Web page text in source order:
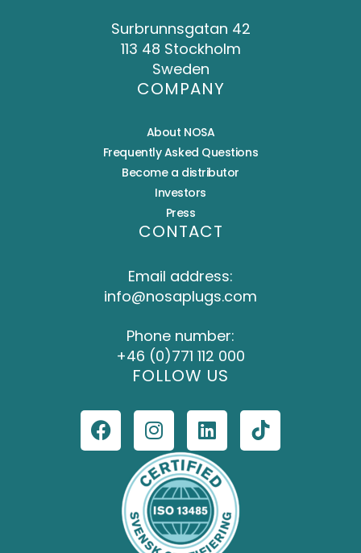
Surbrunnsgatan 42
113 48 Stockholm
Sweden
COMPANY
About NOSA
Frequently Asked Questions
Become a distributor
Investors
Press
CONTACT
Email address:
info@nosaplugs.com
Phone number:
+46 (0)771 112 000
FOLLOW US